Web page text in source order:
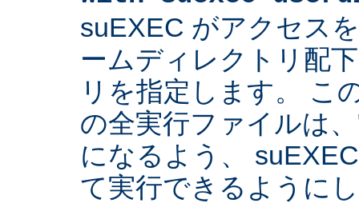
suEXEC がアクセス
ームディレクトリ配
リを指定します。 こ
の全実行ファイルは
になるよう、
て実行できるように